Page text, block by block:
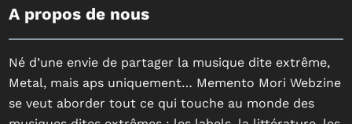
A propos de nous
Né d’une envie de partager la musique dite extrême,
Metal, mais aps uniquement… Memento Mori Webzine
se veut aborder tout ce qui touche au monde des